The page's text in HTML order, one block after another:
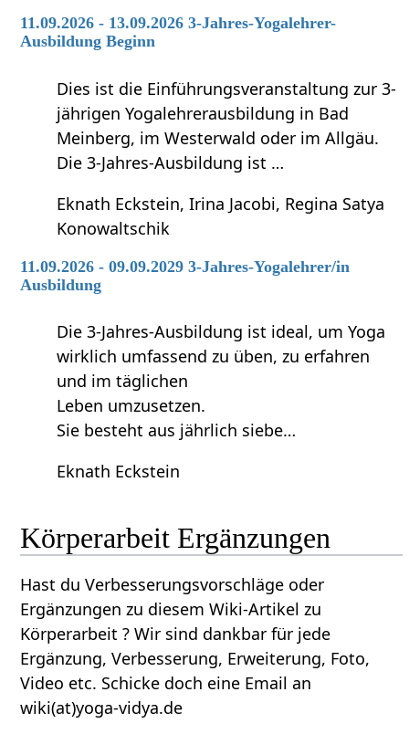
11.09.2026 - 13.09.2026 3-Jahres-Yogalehrer-
Ausbildung Beginn
Dies ist die Einführungsveranstaltung zur 3-
jährigen Yogalehrerausbildung in Bad
Meinberg, im Westerwald oder im Allgäu.
Die 3-Jahres-Ausbildung ist …
Eknath Eckstein, Irina Jacobi, Regina Satya
Konowaltschik
11.09.2026 - 09.09.2029 3-Jahres-Yogalehrer/in
Ausbildung
Die 3-Jahres-Ausbildung ist ideal, um Yoga
wirklich umfassend zu üben, zu erfahren
und im täglichen
Leben umzusetzen.
Sie besteht aus jährlich siebe…
Eknath Eckstein
Körperarbeit‏‎ Ergänzungen
Hast du Verbesserungsvorschläge oder
Ergänzungen zu diesem Wiki-Artikel zu
Körperarbeit‏‎ ? Wir sind dankbar für jede
Ergänzung, Verbesserung, Erweiterung, Foto,
Video etc. Schicke doch eine Email an
wiki(at)yoga-vidya.de